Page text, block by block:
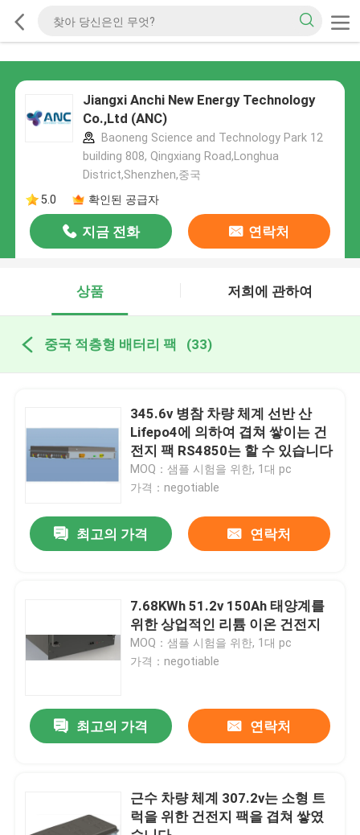
Jiangxi Anchi New Energy Technology
Co.,Ltd (ANC)
Baoneng Science and Technology Park 12
building 808, Qingxiang Road,Longhua
District,Shenzhen,중국
5.0
확인된 공급자
지금 전화 연락처
상품 저희에 관하여
중국 적층형 배터리 팩 (33)
345.6v 병참 차량 체계 선반 산
Lifepo4에 의하여 겹쳐 쌓이는 건
전지 팩 RS4850는 할 수 있습니다
MOQ：샘플 시험을 위한, 1대 pc
가격：negotiable
최고의 가격 연락처
7.68KWh 51.2v 150Ah 태양계를
위한 상업적인 리튬 이온 건전지
MOQ：샘플 시험을 위한, 1대 pc
가격：negotiable
최고의 가격 연락처
근수 차량 체계 307.2v는 소형 트
럭을 위한 건전지 팩을 겹쳐 쌓였